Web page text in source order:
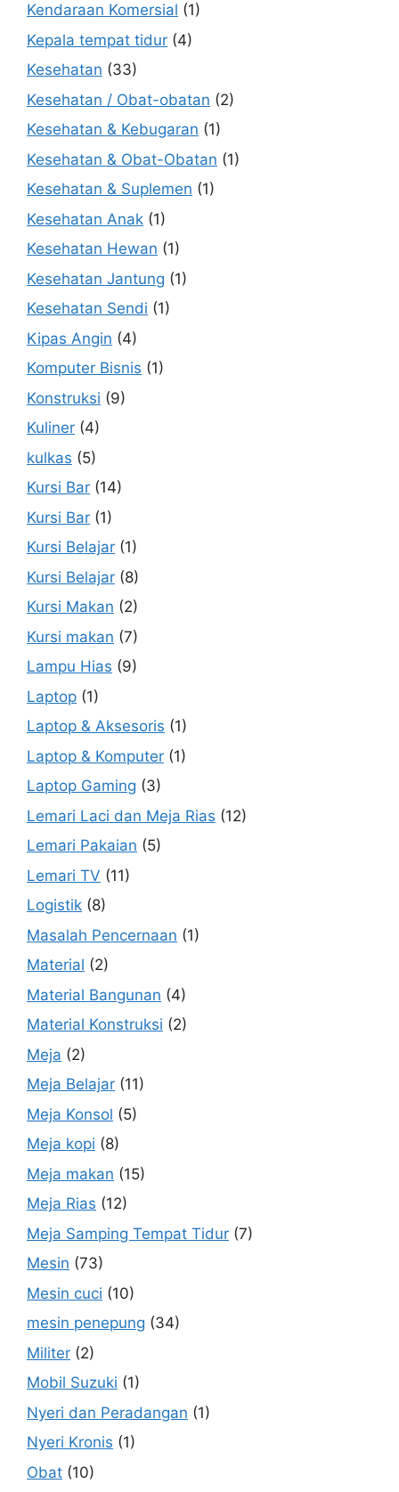
Kendaraan Komersial (1)
Kepala tempat tidur (4)
Kesehatan (33)
Kesehatan / Obat-obatan (2)
Kesehatan & Kebugaran (1)
Kesehatan & Obat-Obatan (1)
Kesehatan & Suplemen (1)
Kesehatan Anak (1)
Kesehatan Hewan (1)
Kesehatan Jantung (1)
Kesehatan Sendi (1)
Kipas Angin (4)
Komputer Bisnis (1)
Konstruksi (9)
Kuliner (4)
kulkas (5)
Kursi Bar (14)
Kursi Bar (1)
Kursi Belajar (1)
Kursi Belajar (8)
Kursi Makan (2)
Kursi makan (7)
Lampu Hias (9)
Laptop (1)
Laptop & Aksesoris (1)
Laptop & Komputer (1)
Laptop Gaming (3)
Lemari Laci dan Meja Rias (12)
Lemari Pakaian (5)
Lemari TV (11)
Logistik (8)
Masalah Pencernaan (1)
Material (2)
Material Bangunan (4)
Material Konstruksi (2)
Meja (2)
Meja Belajar (11)
Meja Konsol (5)
Meja kopi (8)
Meja makan (15)
Meja Rias (12)
Meja Samping Tempat Tidur (7)
Mesin (73)
Mesin cuci (10)
mesin penepung (34)
Militer (2)
Mobil Suzuki (1)
Nyeri dan Peradangan (1)
Nyeri Kronis (1)
Obat (10)